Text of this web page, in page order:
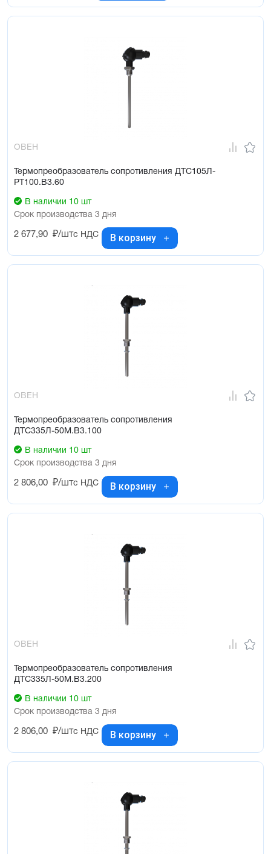
ОВЕН
Термопреобразователь сопротивления ДТС105Л-
РТ100.В3.60
В наличии 10 шт
Срок производства 3 дня
2 677,90 ₽/штс НДС В корзину
ОВЕН
Термопреобразователь сопротивления
ДТС335Л-50М.В3.100
В наличии 10 шт
Срок производства 3 дня
2 806,00 ₽/штс НДС В корзину
ОВЕН
Термопреобразователь сопротивления
ДТС335Л-50М.В3.200
В наличии 10 шт
Срок производства 3 дня
2 806,00 ₽/штс НДС В корзину